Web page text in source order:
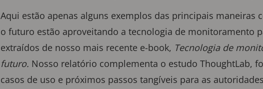
Aqui estão apenas alguns exemplos das principais maneiras
o futuro estão aproveitando a tecnologia de monitoramento
extraídos de nosso mais recente e-book, Tecnologia de
futuro. Nosso relatório complementa o estudo ThoughtLab,
casos de uso e próximos passos tangíveis para as